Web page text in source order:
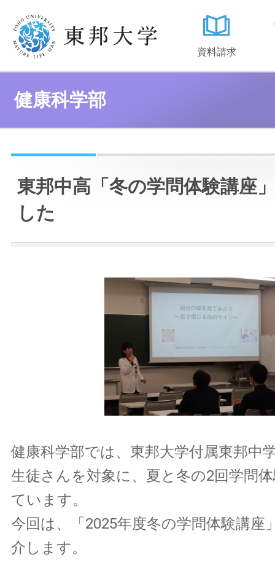
資料請求
健康科学部
東邦中高「冬の学問体験講座
した
健康科学部では、東邦大学付属東邦中
生徒さんを対象に、夏と冬の2回学問
ています。
今回は、「2025年度冬の学問体験講座
介します。